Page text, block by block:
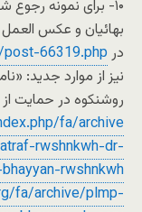
۱۰- برای نمونه
بهائیان و عکس
در66319.php
نیز از موارد جدید:
روشنکوه در حمایت از
fa/archive
rwshnkwh-dr-
rwshnkwh
fa/archive/plmp-